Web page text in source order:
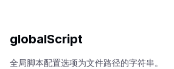
globalScript
全局脚本配置选项为文件路径的字符串。